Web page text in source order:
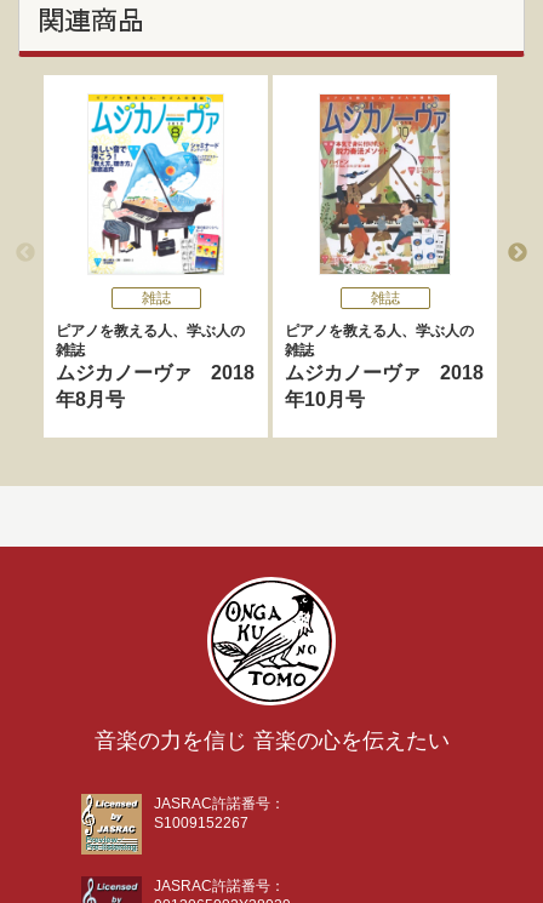
関連商品
雑誌
ピアノを教える人、学ぶ人の
雑誌
ムジカノーヴァ 2018
年8月号
雑誌
ピアノを教える人、学ぶ人の
雑誌
ムジカノーヴァ 2018
年10月号
音楽の力を信じ 音楽の心を伝えたい
JASRAC許諾番号：
S1009152267
JASRAC許諾番号：